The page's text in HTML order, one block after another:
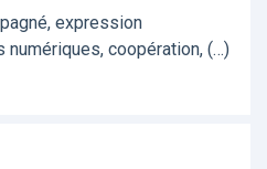
expression
coopération, (…)